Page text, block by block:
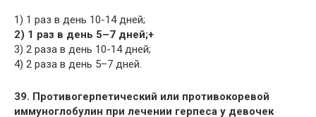
1) 1 раз в день 10-14 дней;
2) 1 раз в день 5–7 дней;+
3) 2 раза в день 10-14 дней;
4) 2 раза в день 5–7 дней.
39. Противогерпетический или противокоревой
иммуноглобулин при лечении герпеса у девочек